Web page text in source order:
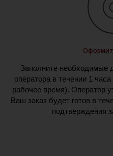
Заполните необходимые
оператора в течении 1
рабочее время). Оператор
Ваш заказ будет готов в
подтверждения